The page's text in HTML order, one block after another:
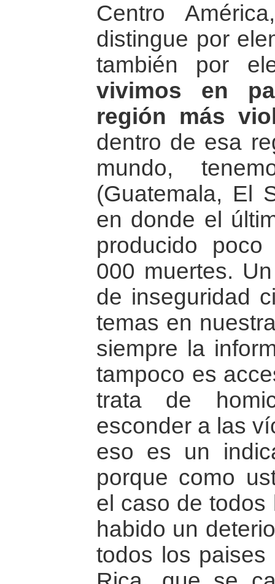
Centro
distingue por
también por
vivimos en
región más
dentro de esa
mundo,
(Guatemala, El
en donde el
producido
000 muertes.
de inseguridad
temas en
siempre la
tampoco es
trata de
esconder a las
eso es un
porque como
el caso de
habido un
todos los paises